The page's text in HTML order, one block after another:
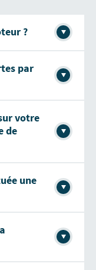
?
par
votre
de
une